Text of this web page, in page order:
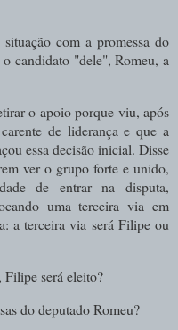
com a promessa do
candidato "dele", Romeu, a
o apoio porque viu, após
de liderança e que a
essa decisão inicial. Disse
ver o grupo forte e unido,
de entrar na disputa,
uma terceira via em
a terceira via será Filipe ou
Filipe será eleito?
do deputado Romeu?